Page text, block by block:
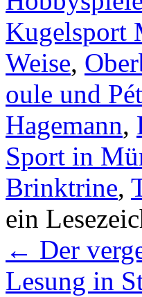
Kugelsport
Weise,
oule und
Hagemann,
Sport in
Brinktrine,
ein
← Der
Lesung in